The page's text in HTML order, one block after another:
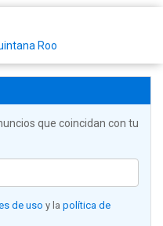
Roo
que coincidan con tu
de uso y la política de